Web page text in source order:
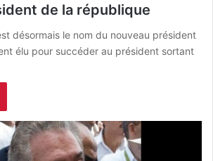
de la république
désormais le nom du nouveau président
élu pour succéder au président sortant